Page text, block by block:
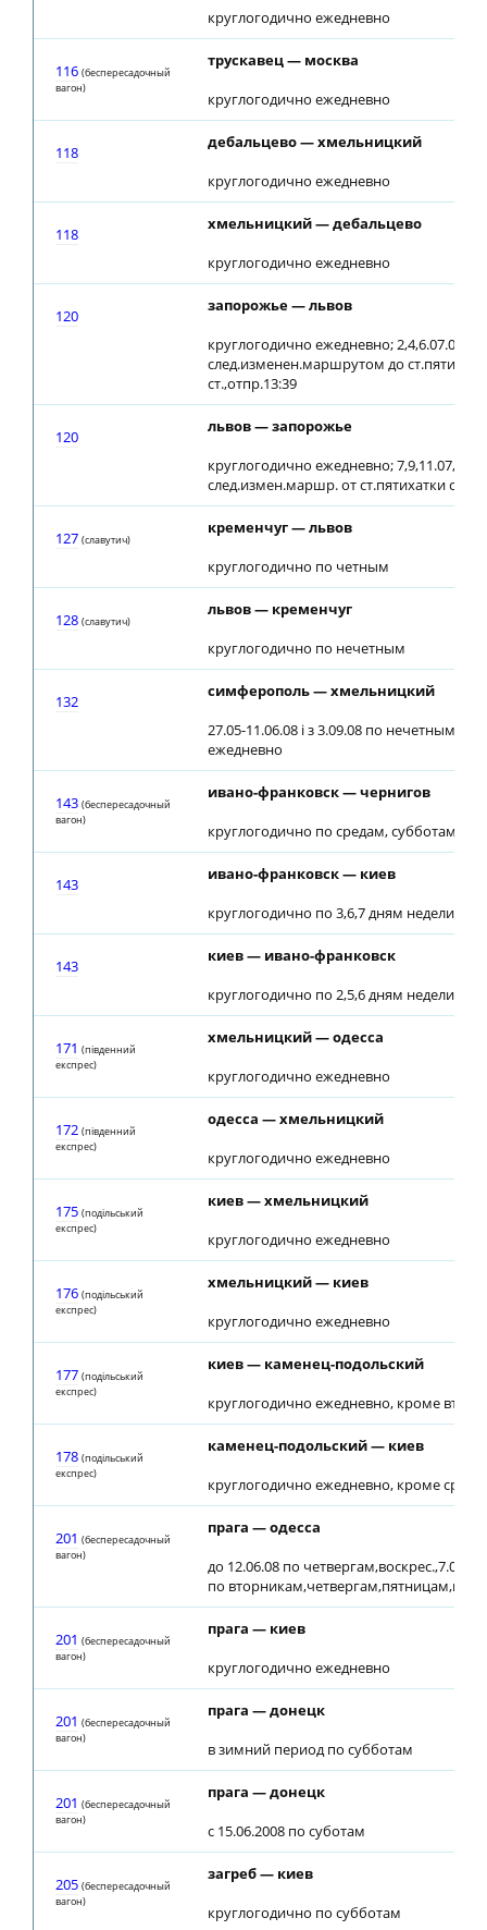
круглогодично ежедневно
116 (беспересадочный
вагон)
трускавец — москва
круглогодично ежедневно
118
дебальцево — хмельницкий
круглогодично ежедневно
118
хмельницкий — дебальцево
круглогодично ежедневно
120
запорожье — львов
круглогодично ежедневно; 2,4,6.07.08
след.изменен.маршрутом до
ст.,отпр.13:39
120
львов — запорожье
круглогодично ежедневно; 7,9,11.07,
след.измен.маршр. от ст.пятихатки
127 (славутич)
кременчуг — львов
круглогодично по четным
128 (славутич)
львов — кременчуг
круглогодично по нечетным
132
симферополь — хмельницкий
27.05-11.06.08 і з 3.09.08 по нечетным;
ежедневно
143 (беспересадочный
вагон)
ивано-франковск — чернигов
круглогодично по средам, субботам,
143
ивано-франковск — киев
круглогодично по 3,6,7 дням недели
143
киев — ивано-франковск
круглогодично по 2,5,6 дням недели
171 (південний
експрес)
хмельницкий — одесса
круглогодично ежедневно
172 (південний
експрес)
одесса — хмельницкий
круглогодично ежедневно
175 (подiльський
експрес)
киев — хмельницкий
круглогодично ежедневно
176 (подiльський
експрес)
хмельницкий — киев
круглогодично ежедневно
177 (подiльський
експрес)
киев — каменец-подольский
круглогодично ежедневно, кроме
178 (подiльський
експрес)
каменец-подольский — киев
круглогодично ежедневно, кроме среды
201 (беспересадочный
вагон)
прага — одесса
до 12.06.08 по
по
201 (беспересадочный
вагон)
прага — киев
круглогодично ежедневно
201 (беспересадочный
вагон)
прага — донецк
в зимний период по субботам
201 (беспересадочный
вагон)
прага — донецк
с 15.06.2008 по суботам
205 (беспересадочный
вагон)
загреб — киев
круглогодично по субботам